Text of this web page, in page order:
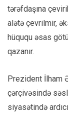
tərəfdaşına
alətə çevrilmir,
hüququ əsas
qazanır.
Prezident İlham
çərçivəsində
siyasətində